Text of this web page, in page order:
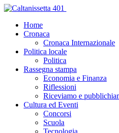
Home
Cronaca
Cronaca Internazionale
Politica locale
Politica
Rassegna stampa
Economia e Finanza
Riflessioni
Riceviamo e
Cultura ed Eventi
Concorsi
Scuola
Tecnologia